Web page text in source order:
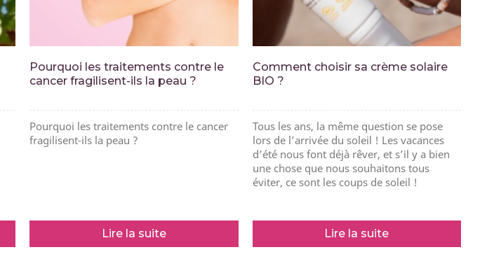
Pourquoi les traitements contre le
cancer fragilisent-ils la peau ?
Pourquoi les traitements contre le cancer
fragilisent-ils la peau ?
Lire la suite
Comment choisir sa crème solaire
BIO ?
Tous les ans, la même question se pose
lors de l’arrivée du soleil ! Les vacances
d’été nous font déjà rêver, et s’il y a bien
une chose que nous souhaitons tous
éviter, ce sont les coups de soleil !
Lire la suite